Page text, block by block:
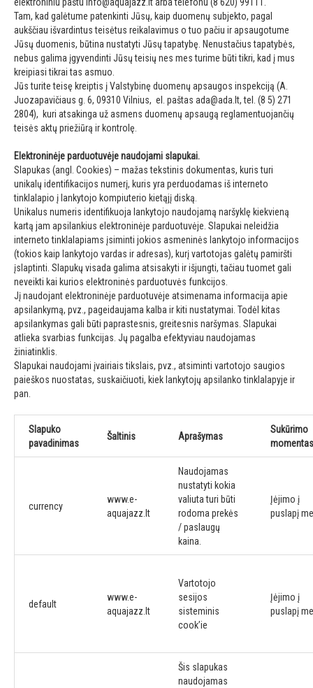
elektroniniu paštu info@aquajazz.ltarba telefonu (8 620) 99111.
Tam, kad galėtume patenkinti Jūsų, kaip duomenų subjekto, pagal
aukščiau išvardintus teisėtus reikalavimus o tuo pačiu ir apsaugotume
Jūsų duomenis, būtina nustatyti Jūsų tapatybę. Nenustačius tapatybės,
nebus galima įgyvendinti Jūsų teisių nes mes turime būti tikri, kad į mus
kreipiasi tikrai tas asmuo.
Jūs turite teisę kreiptis į Valstybinę duomenų apsaugos inspekciją (A.
Juozapavičiaus g. 6, 09310 Vilnius, el. paštas ada@ada.lt, tel. (8 5) 271
2804), kuri atsakinga už asmens duomenų apsaugą reglamentuojančių
teisės aktų priežiūrą ir kontrolę.
Elektroninėje parduotuvėje naudojami slapukai.
Slapukas (angl. Cookies) – mažas tekstinis dokumentas, kuris turi
unikalų identifikacijos numerį, kuris yra perduodamas iš interneto
tinklalapio į lankytojo kompiuterio kietąjį diską.
Unikalus numeris identifikuoja lankytojo naudojamą naršyklę kiekvieną
kartą jam apsilankius elektroninėje parduotuvėje. Slapukai neleidžia
interneto tinklalapiams įsiminti jokios asmeninės lankytojo informacijos
(tokios kaip lankytojo vardas ir adresas), kurį vartotojas galėtų pamiršti
įslaptinti. Slapukų visada galima atsisakyti ir išjungti, tačiau tuomet gali
neveikti kai kurios elektroninės parduotuvės funkcijos.
Jį naudojant elektroninėje parduotuvėje atsimenama informacija apie
apsilankymą, pvz., pageidaujama kalba ir kiti nustatymai. Todėl kitas
apsilankymas gali būti paprastesnis, greitesnis naršymas. Slapukai
atlieka svarbias funkcijas. Jų pagalba efektyviau naudojamas
žiniatinklis.
Slapukai naudojami įvairiais tikslais, pvz., atsiminti vartotojo saugios
paieškos nuostatas, suskaičiuoti, kiek lankytojų apsilanko tinklalapyje ir
pan.
Slapuko
pavadinimas
Šaltinis Aprašymas
Sukūrimo
momentas
currency
www.e-
aquajazz.lt
Naudojamas
nustatyti kokia
valiuta turi būti
rodoma prekės
/ paslaugų
kaina.
Įėjimo į
puslapį
default
www.e-
aquajazz.lt
Vartotojo
sesijos
sisteminis
cook’ie
Įėjimo į
puslapį
Šis slapukas
naudojamas